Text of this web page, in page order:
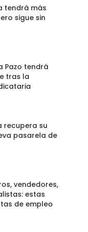
tendrá más
sigue sin
Pazo tendrá
tras la
recupera su
pasarela de
vendedores,
estas
de empleo